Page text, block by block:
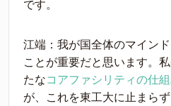
です。
江端：我が国全体のマイン
ことが重要だと思います。
たなコアファシリティの仕
が、これを東工大に止まら